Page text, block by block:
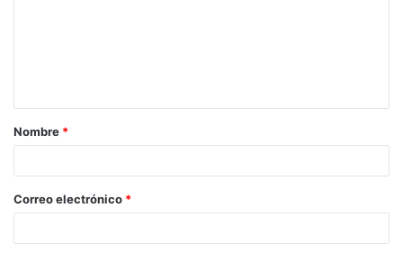
a
r
*
Nombre *
Correo electrónico *